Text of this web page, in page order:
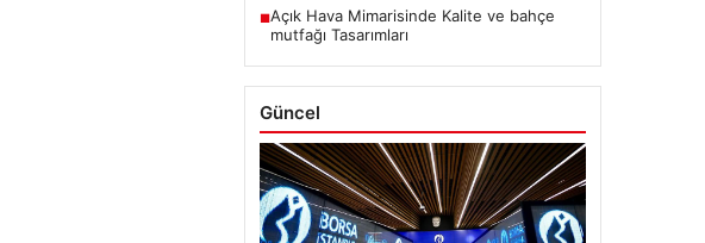
■Açık Hava Mimarisinde Kalite ve bahçe
mutfağı Tasarımları
Güncel